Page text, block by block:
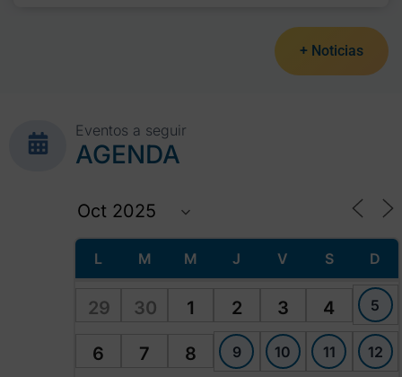
+ Noticias
Eventos a seguir
AGENDA
L M M J V S D
29 30 1 2 3 4 5
6 7 8 9 10 11 12